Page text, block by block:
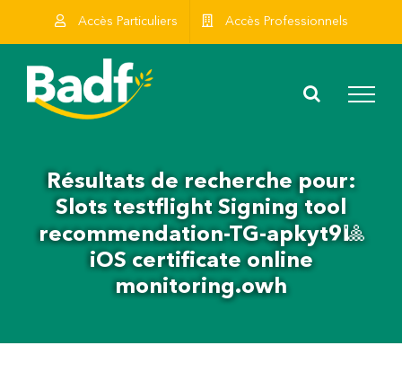
Accès Particuliers Accès Professionnels
Résultats de recherche pour:
Slots testflight Signing tool
recommendation-TG-apkyt9🎱
iOS certificate online
monitoring.owh